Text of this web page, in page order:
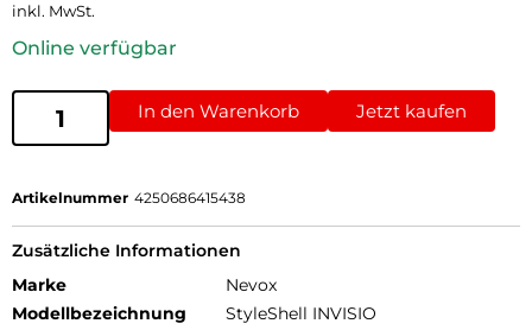
inkl. MwSt.
Online verfügbar
In den Warenkorb Jetzt kaufen
Artikelnummer 4250686415438
Zusätzliche Informationen
Marke
Nevox
Modellbezeichnung
StyleShell INVISIO